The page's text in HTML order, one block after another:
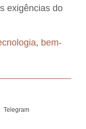
exigências do
, bem-
Telegram